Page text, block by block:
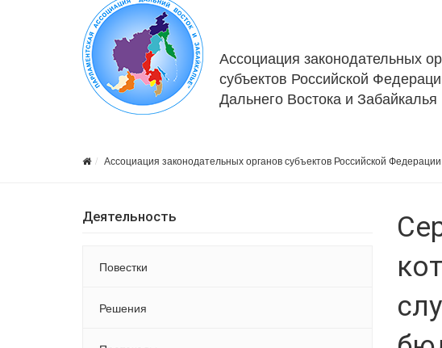
Ассоциация законодательных
субъектов Российской
Дальнего Востока и Забайкалья
Ассоциация законодательных органов субъектов Российской
Деятельность
Повестки
Решения